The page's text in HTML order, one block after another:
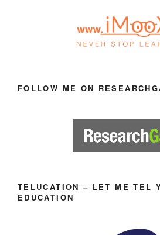
FOLLOW ME ON
TELUCATION – LET ME TEL
EDUCATION